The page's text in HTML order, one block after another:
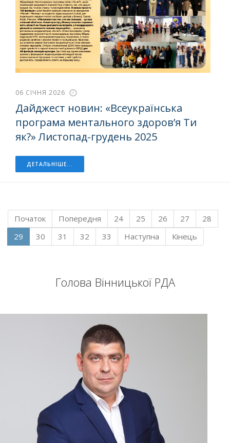
Голова Вінницької РДА
06 СІЧНЯ 2026
Дайджест новин: «Всеукраїнська
програма ментального здоров’я Ти
як?» Листопад-грудень 2025
ДЕТАЛЬНІШЕ...
Початок Попередня 24 25 26 27
28
29
30 31 32 33 Наступна Кінець